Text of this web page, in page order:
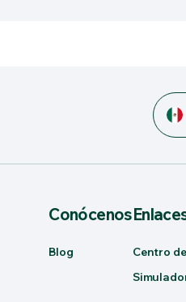
Conócenos
Blog
Centro